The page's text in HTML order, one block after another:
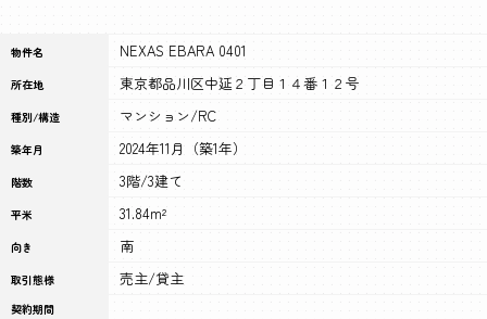
物件名 NEXAS EBARA 0401
所在地 東京都品川区中延２丁目１４番１２号
種別/構造 マンション/RC
築年月 2024年11月（築1年）
階数 3階/3建て
平米 31.84m²
向き 南
取引態様 売主/貸主
契約期間